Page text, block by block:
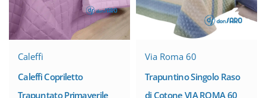
Caleffi
Caleffi Copriletto
Trapuntato Primaverile
Via Roma 60
Trapuntino Singolo Raso
di Cotone VIA ROMA 60